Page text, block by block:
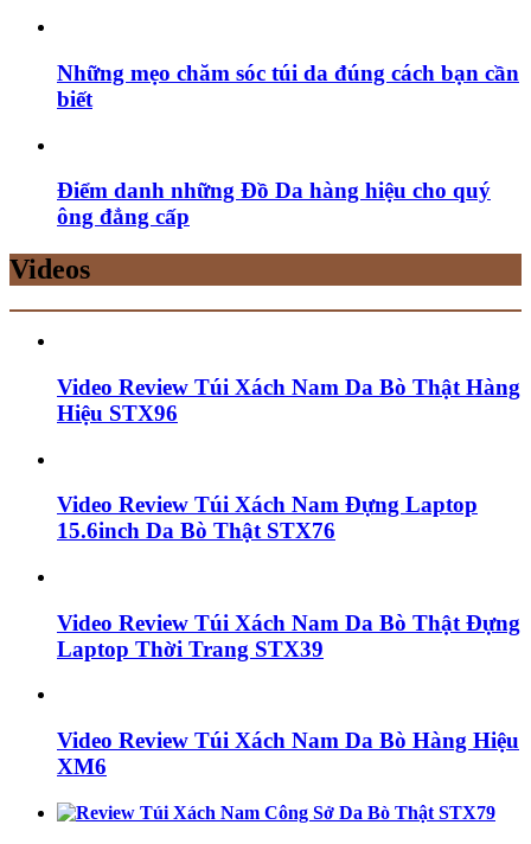
Những mẹo chăm sóc túi da đúng cách bạn cần
biết
Điểm danh những Đồ Da hàng hiệu cho quý
ông đẳng cấp
Videos
Video Review Túi Xách Nam Da Bò Thật Hàng
Hiệu STX96
Video Review Túi Xách Nam Đựng Laptop
15.6inch Da Bò Thật STX76
Video Review Túi Xách Nam Da Bò Thật Đựng
Laptop Thời Trang STX39
Video Review Túi Xách Nam Da Bò Hàng Hiệu
XM6